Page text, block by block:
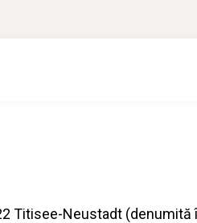
Titisee-Neustadt (denumită